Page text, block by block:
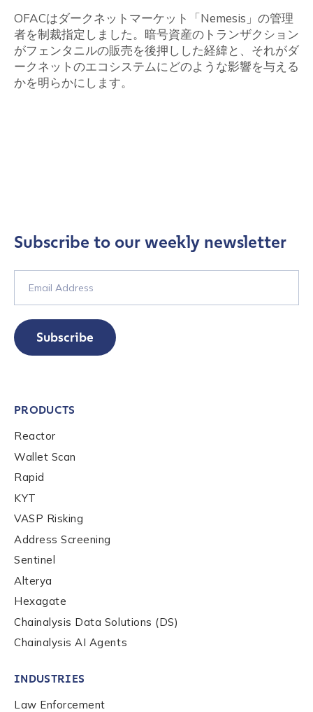
OFACはダークネットマーケット「Nemesis」の管理
者を制裁指定しました。暗号資産のトランザクション
がフェンタニルの販売を後押しした経緯と、それがダ
ークネットのエコシステムにどのような影響を与える
かを明らかにします。
Subscribe to our weekly newsletter
Subscribe
PRODUCTS
Reactor
Wallet Scan
Rapid
KYT
VASP Risking
Address Screening
Sentinel
Alterya
Hexagate
Chainalysis Data Solutions (DS)
Chainalysis AI Agents
INDUSTRIES
Law Enforcement